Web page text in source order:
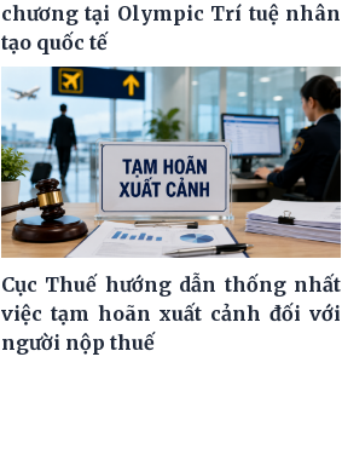
chương tại Olympic Trí tuệ nhân
tạo quốc tế
Cục Thuế hướng dẫn thống nhất
việc tạm hoãn xuất cảnh đối với
người nộp thuế